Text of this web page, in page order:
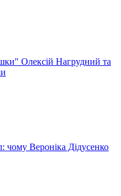
Олексій Нагрудний та
чому Вероніка Дідусенко